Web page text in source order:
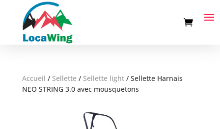
Accueil / Sellette/ Sellette light/ Sellette Harnais
NEO STRING 3.0 avec mousquetons